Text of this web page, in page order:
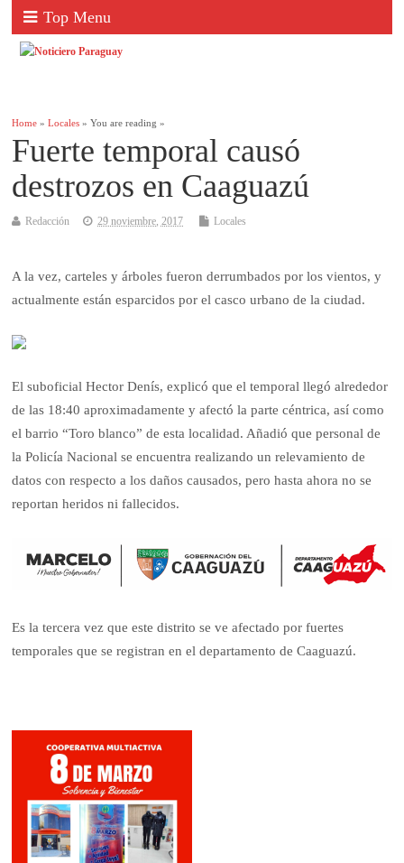
Top Menu
Home »Locales » You are reading »
Fuerte temporal causó
destrozos en Caaguazú
Redacción 29 noviembre, 2017 Locales
A la vez, carteles y árboles fueron derrumbados por los vientos, y
actualmente están esparcidos por el casco urbano de la ciudad.
El suboficial Hector Denís, explicó que el temporal llegó alrededor
de las 18:40 aproximadamente y afectó la parte céntrica, así como
el barrio “Toro blanco” de esta localidad. Añadió que personal de
la Policía Nacional se encuentra realizando un relevamiento de
datos con respecto a los daños causados, pero hasta ahora no se
reportan heridos ni fallecidos.
Es la tercera vez que este distrito se ve afectado por fuertes
temporales que se registran en el departamento de Caaguazú.